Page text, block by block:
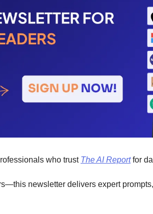
who trust The AI Report for
newsletter delivers expert